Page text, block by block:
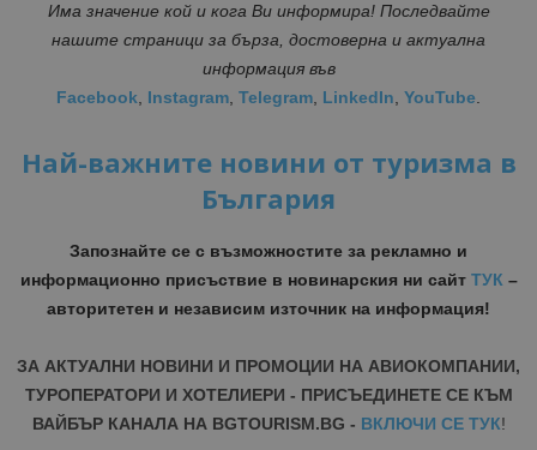
Има значение кой и кога Ви информира! Последвайте
нашите страници за бърза, достоверна и актуална
информация във
Facebook, Instagram, Telegram, LinkedIn, YouTube.
Най-важните новини от туризма в
България
Запознайте се с възможностите за рекламно и
информационно присъствие в новинарския ни сайт ТУК–
авторитетен и независим източник на информация!
ЗА АКТУАЛНИ НОВИНИ И ПРОМОЦИИ НА АВИОКОМПАНИИ,
ТУРОПЕРАТОРИ И ХОТЕЛИЕРИ - ПРИСЪЕДИНЕТЕ СЕ КЪМ
ВАЙБЪР КАНАЛА НА BGTOURISM.BG - ВКЛЮЧИ СЕ ТУК!